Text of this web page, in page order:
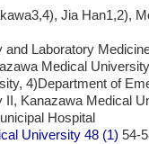
Jia Han1,2),
and Laboratory
Medical
4)Department of
II, Kanazawa Medical
Hospital
University 48 (1)54-